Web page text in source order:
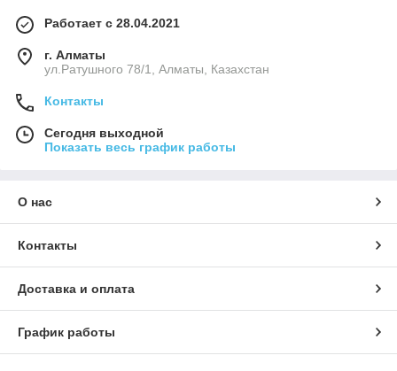
Работает с 28.04.2021
г. Алматы
ул.Ратушного 78/1, Алматы, Казахстан
Контакты
Сегодня выходной
Показать весь график работы
О нас
Контакты
Доставка и оплата
График работы